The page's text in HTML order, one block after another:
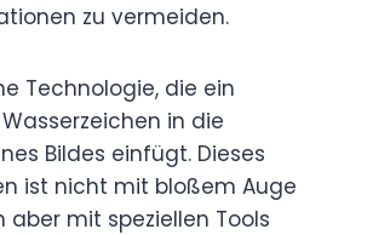
zu vermeiden.
Technologie, die ein
in die
Bildes einfügt. Dieses
ist nicht mit bloßem Auge
aber mit speziellen Tools